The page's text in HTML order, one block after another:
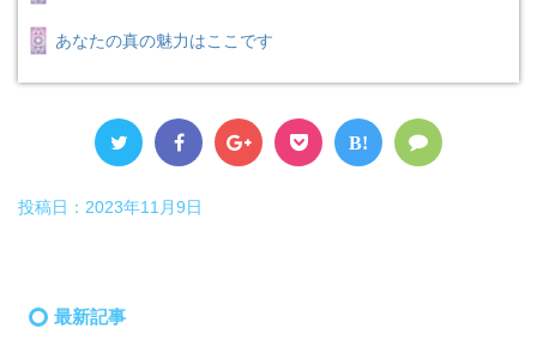
あなたの真の魅力はここです
B!
投稿日： 2023年11月9日
最新記事